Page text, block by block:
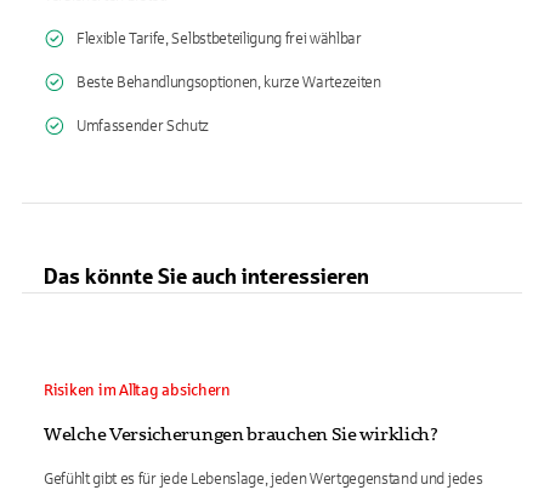
Flexible Tarife, Selbstbeteiligung frei wählbar
Beste Behandlungsoptionen, kurze Wartezeiten
Umfassender Schutz
Das könnte Sie auch interessieren
Risiken im Alltag absichern
Welche Versicherungen brauchen Sie wirklich?
Gefühlt gibt es für jede Lebenslage, jeden Wertgegenstand und jedes